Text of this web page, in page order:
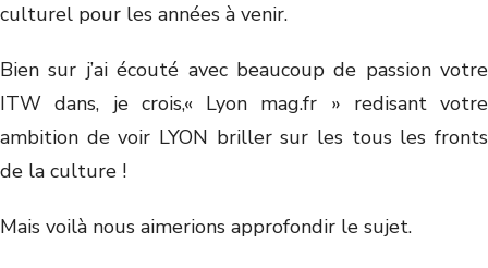
culturel pour les années à venir.
Bien sur j’ai écouté avec beaucoup de passion votre
ITW dans, je crois,« Lyon mag.fr » redisant votre
ambition de voir LYON briller sur les tous les fronts
de la culture !
Mais voilà nous aimerions approfondir le sujet.